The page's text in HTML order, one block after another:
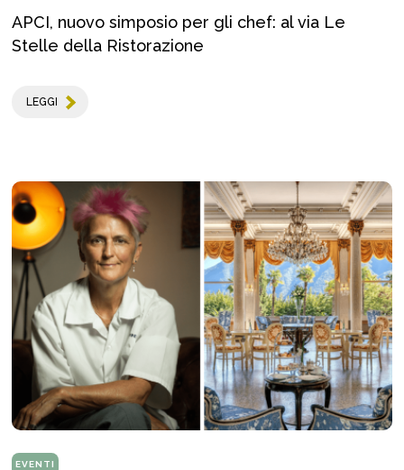
APCI, nuovo simposio per gli chef: al via Le
Stelle della Ristorazione
LEGGI
EVENTI